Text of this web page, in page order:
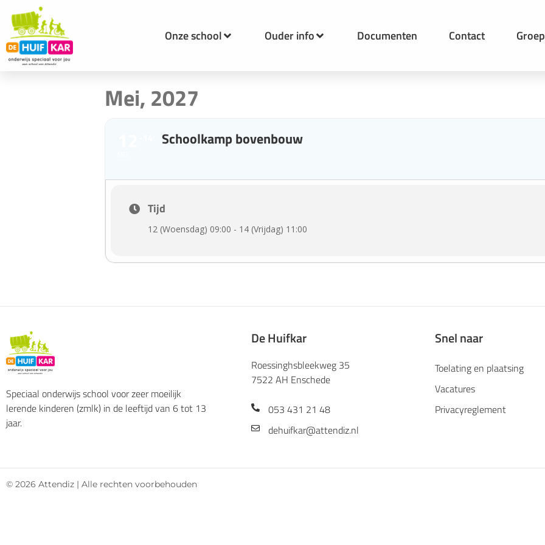
Onze school Ouder info Documenten Contact
Mei, 2027
Schoolkamp bovenbouw
Tijd
12 (Woensdag) 09:00 - 14 (Vrijdag) 11:00
Speciaal onderwijs school voor zeer moeilijk
lerende kinderen (zmlk) in de leeftijd van 6 tot 13
jaar.
De Huifkar
Roessinghsbleekweg 35
7522 AH Enschede
053 431 21 48
dehuifkar@attendiz.nl
Snel naar
Toelating en plaatsing
Vacatures
Privacyreglement
© 2026 Attendiz | Alle rechten voorbehouden